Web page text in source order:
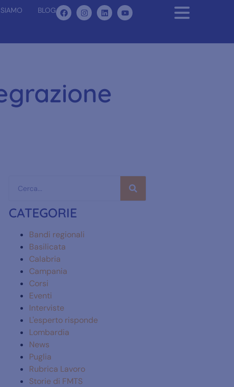
BLOG
CATEGORIE
Bandi regionali
Basilicata
Calabria
Campania
Corsi
Eventi
Interviste
L'esperto risponde
Lombardia
News
Puglia
Rubrica Lavoro
Storie di FMTS